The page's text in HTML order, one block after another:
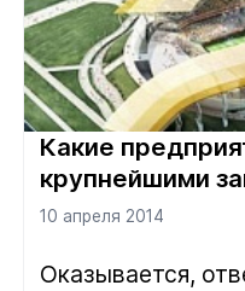
Какие
крупнейшими
до 2018 года?
10 апреля 2014
Оказывается,